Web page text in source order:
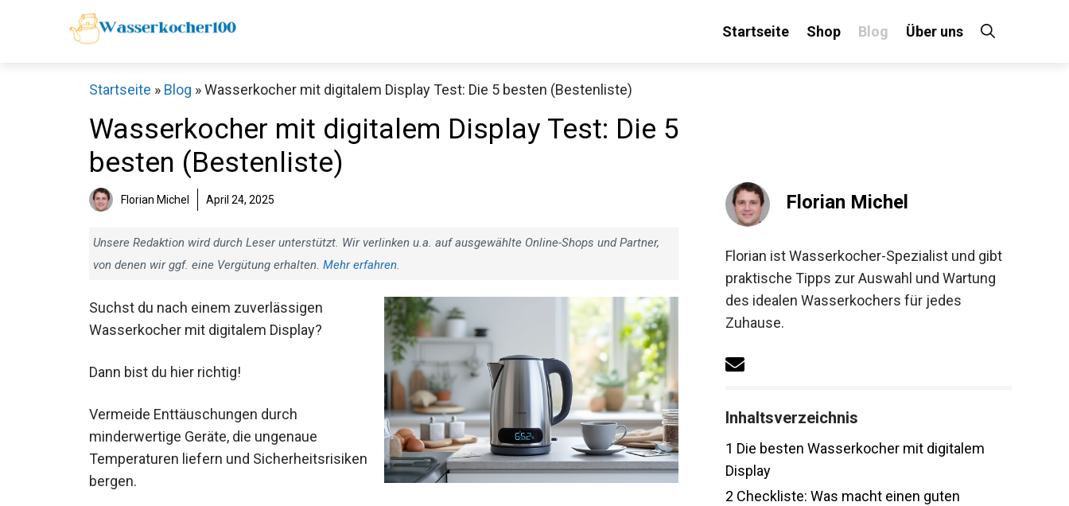
Startseite Shop Blog Über uns
Startseite » Blog »Wasserkocher mit digitalem Display Test: Die 5 besten (Bestenliste)
Wasserkocher mit digitalem Display Test: Die 5
besten (Bestenliste)
Florian Michel April 24, 2025
Unsere Redaktion wird durch Leser unterstützt. Wir verlinken u.a. auf ausgewählte Online-Shops und Partner,
von denen wir ggf. eine Vergütung erhalten. Mehr erfahren.
Suchst du nach einem zuverlässigen
Wasserkocher mit digitalem Display?
Dann bist du hier richtig!
Vermeide Enttäuschungen durch
minderwertige Geräte, die ungenaue
Temperaturen liefern und Sicherheitsrisiken
bergen.
Florian Michel
Florian ist Wasserkocher-Spezialist und gibt
praktische Tipps zur Auswahl und Wartung
des idealen Wasserkochers für jedes
Zuhause.
Inhaltsverzeichnis
1 Die besten Wasserkocher mit digitalem
Display
2 Checkliste: Was macht einen guten